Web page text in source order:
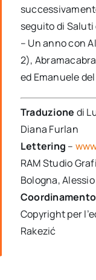
seguito di Saluti
– Un anno con
2),
ed Emanuele
Traduzione di
Diana Furlan
Lettering –
RAM Studio
Bologna, Alessio
Copyright per
Rakezić